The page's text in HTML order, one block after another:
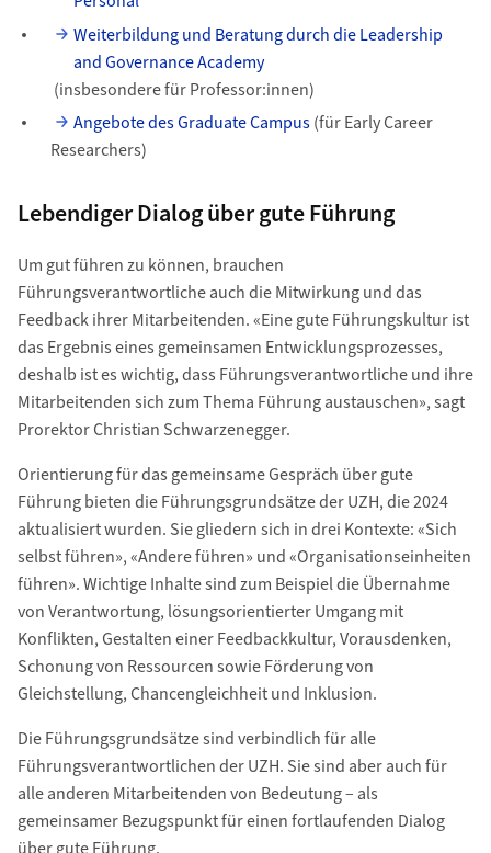
Weiterbildung und Beratung durch die Leadership
and Governance Academy
(insbesondere für Professor:innen)
Angebote des Graduate Campus(für Early Career
Researchers)
Lebendiger Dialog über gute Führung
Um gut führen zu können, brauchen
Führungsverantwortliche auch die Mitwirkung und das
Feedback ihrer Mitarbeitenden. «Eine gute Führungskultur ist
das Ergebnis eines gemeinsamen Entwicklungsprozesses,
deshalb ist es wichtig, dass Führungsverantwortliche und ihre
Mitarbeitenden sich zum Thema Führung austauschen», sagt
Prorektor Christian Schwarzenegger.
Orientierung für das gemeinsame Gespräch über gute
Führung bieten die Führungsgrundsätze der UZH, die 2024
aktualisiert wurden. Sie gliedern sich in drei Kontexte: «Sich
selbst führen», «Andere führen» und «Organisationseinheiten
führen». Wichtige Inhalte sind zum Beispiel die Übernahme
von Verantwortung, lösungsorientierter Umgang mit
Konflikten, Gestalten einer Feedbackkultur, Vorausdenken,
Schonung von Ressourcen sowie Förderung von
Gleichstellung, Chancengleichheit und Inklusion.
Die Führungsgrundsätze sind verbindlich für alle
Führungsverantwortlichen der UZH. Sie sind aber auch für
alle anderen Mitarbeitenden von Bedeutung – als
gemeinsamer Bezugspunkt für einen fortlaufenden Dialog